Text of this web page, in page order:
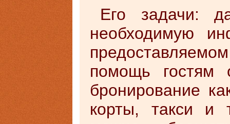
Его задачи:
необходимую
помощь гостям
бронирование
корты, такси и